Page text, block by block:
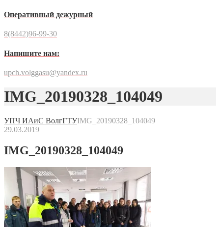
Оперативный дежурный
8(8442)96-99-30
Напишите нам:
upch.volggasu@yandex.ru
IMG_20190328_104049
УПЧ ИАиС ВолгГТУIMG_20190328_104049
29.03.2019
IMG_20190328_104049